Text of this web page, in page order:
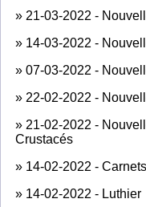
» 21-03-2022 -
» 14-03-2022 -
» 07-03-2022 -
» 22-02-2022 -
» 21-02-2022 -
Crustacés
» 14-02-2022 - Carnets
» 14-02-2022 - Luthier